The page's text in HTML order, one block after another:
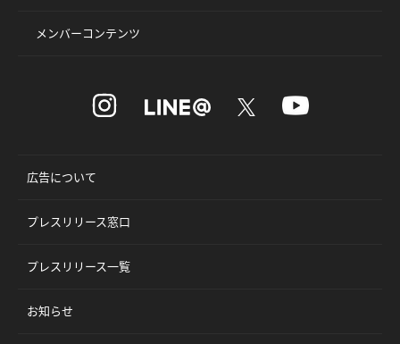
メンバーコンテンツ
広告について
プレスリリース窓口
プレスリリース一覧
お知らせ